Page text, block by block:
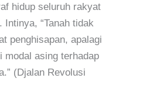
hidup seluruh rakyat
Intinya, “Tanah tidak
penghisapan, apalagi
modal asing terhadap
(Djalan Revolusi